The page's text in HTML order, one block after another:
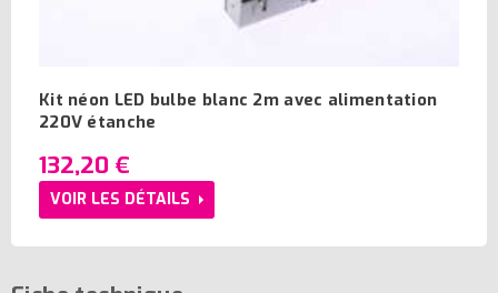
Kit néon LED bulbe blanc 2m avec alimentation
220V étanche
132,20 €
VOIR LES DÉTAILS